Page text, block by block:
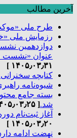
آخرین مطالب
طرح ملی
رزمایش ملی
دوازدهمین
عنوان «نشست
۱۴۰۵٫۰۳٫۳۱ ]
کتابچه
شیوه‌نامه
بسته جامع
شد.[ ۱۴۰۵٫۰۳٫۲۵ ]
آغاز ثبت‌نام
۱۴۰۵٫۰۳٫۲۰ ]
نهضت ادامه